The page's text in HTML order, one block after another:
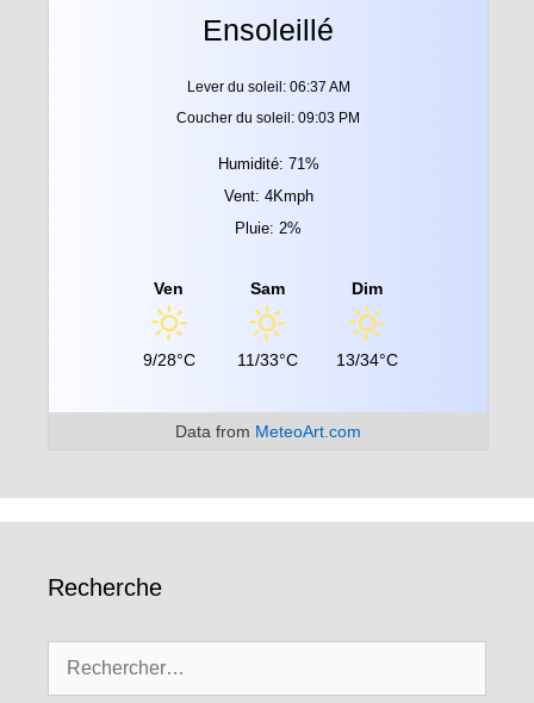
Ensoleillé
Lever du soleil: 06:37 AM
Coucher du soleil: 09:03 PM
Humidité: 71%
Vent: 4Kmph
Pluie: 2%
Ven
9/28°C
Sam
11/33°C
Dim
13/34°C
Data from MeteoArt.com
Recherche